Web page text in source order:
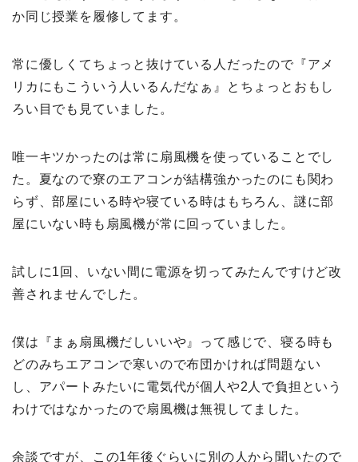
か同じ授業を履修してます。
常に優しくてちょっと抜けている人だったので『アメ
リカにもこういう人いるんだなぁ』とちょっとおもし
ろい目でも見ていました。
唯一キツかったのは常に扇風機を使っていることでし
た。夏なので寮のエアコンが結構強かったのにも関わ
らず、部屋にいる時や寝ている時はもちろん、謎に部
屋にいない時も扇風機が常に回っていました。
試しに1回、いない間に電源を切ってみたんですけど改
善されませんでした。
僕は『まぁ扇風機だしいいや』って感じで、寝る時も
どのみちエアコンで寒いので布団かければ問題ない
し、アパートみたいに電気代が個人や2人で負担という
わけではなかったので扇風機は無視してました。
余談ですが、この1年後ぐらいに別の人から聞いたので